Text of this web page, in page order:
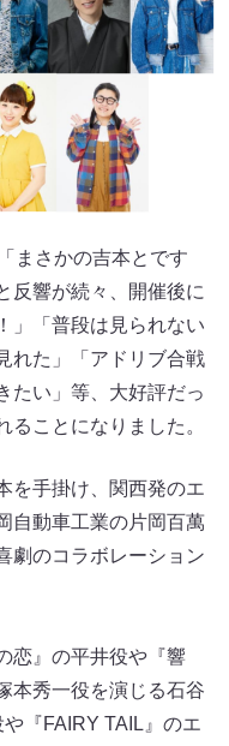
まさかの吉本とです
反響が続々、開催後に
」「普段は見られない
れた」「アドリブ合戦
たい」等、大好評だっ
ことになりました。
を手掛け、関西発のエ
自動車工業の片岡百萬
劇のコラボレーション
恋』の平井役や『響
本秀一役を演じる石谷
『FAIRY TAIL』のエ